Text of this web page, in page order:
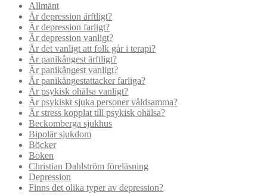
Allmänt
Är depression ärftligt?
Är depression farligt?
Är depression vanligt?
Är det vanligt att folk går i terapi?
Är panikångest ärftligt?
Är panikångest vanligt?
Är panikångestattacker farliga?
Är psykisk ohälsa vanligt?
Är psykiskt sjuka personer våldsamma?
Är stress kopplat till psykisk ohälsa?
Beckomberga sjukhus
Bipolär sjukdom
Böcker
Boken
Christian Dahlström föreläsning
Depression
Finns det olika typer av depression?